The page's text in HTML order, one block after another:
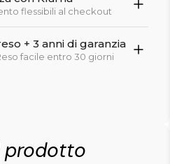
flessibili al checkout
+ 3 anni di garanzia
facile entro 30 giorni
prodotto